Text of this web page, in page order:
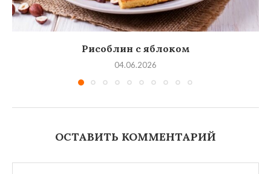
Рисоблин с яблоком
04.06.2026
ОСТАВИТЬ КОММЕНТАРИЙ